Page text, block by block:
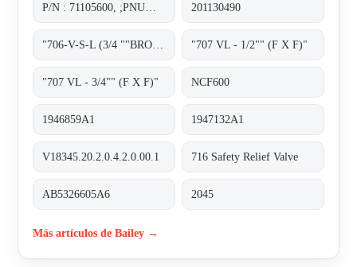
201130490
"707 VL - 1/2"" (F X F)"
"707 VL - 3/4"" (F X F)" NCF600
1946859A1 1947132A1
V18345.20.2.0.4.2.0.00.1 716 Safety Relief Valve
AB5326605A6 2045
Más artículos de Bailey →